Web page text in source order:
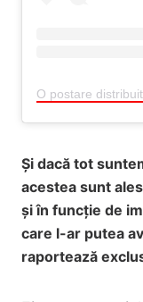
Și dacă tot
acestea sunt
și în funcție de
care l-ar putea
raportează